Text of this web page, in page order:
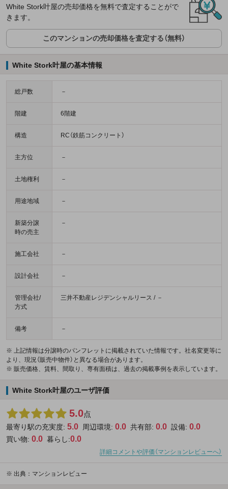
White Stork叶屋の売却価格を無料で査定することがで
きます。
このマンションの売却価格を査定する（無料）
White Stork叶屋の基本情報
総戸数 －
階建 6階建
構造 RC（鉄筋コンクリート）
主方位 －
土地権利 －
用途地域 －
新築分譲
時の売主
－
施工会社 －
設計会社 －
管理会社/
方式
三井不動産レジデンシャルリース / －
備考 －
※ 上記情報は分譲時のパンフレットに掲載されていた情報です。社名変更等に
より、現況（販売中物件）と異なる場合があります。
※ 販売価格、賃料、間取り、専有面積は、過去の掲載事例を表示しています。
White Stork叶屋のユーザ評価
5.0点
最寄り駅の充実度: 5.0 周辺環境: 0.0 共有部: 0.0 設備: 0.0
買い物: 0.0 暮らし:0.0
詳細コメントや評価（マンションレビューへ）
※ 出典：マンションレビュー